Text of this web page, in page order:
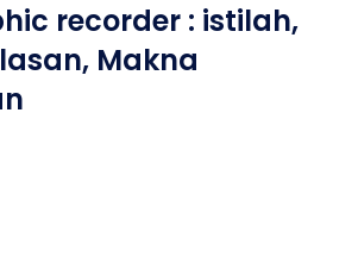
recorder : istilah,
Makna